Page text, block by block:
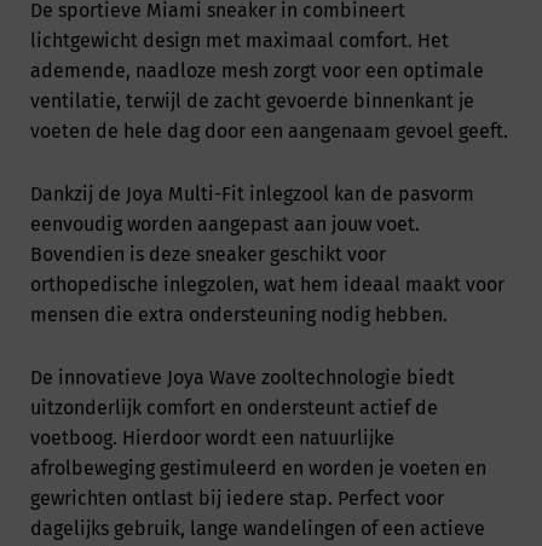
De sportieve Miami sneaker in combineert
lichtgewicht design met maximaal comfort. Het
ademende, naadloze mesh zorgt voor een optimale
ventilatie, terwijl de zacht gevoerde binnenkant je
voeten de hele dag door een aangenaam gevoel geeft.
Dankzij de Joya Multi-Fit inlegzool kan de pasvorm
eenvoudig worden aangepast aan jouw voet.
Bovendien is deze sneaker geschikt voor
orthopedische inlegzolen, wat hem ideaal maakt voor
mensen die extra ondersteuning nodig hebben.
De innovatieve Joya Wave zooltechnologie biedt
uitzonderlijk comfort en ondersteunt actief de
voetboog. Hierdoor wordt een natuurlijke
afrolbeweging gestimuleerd en worden je voeten en
gewrichten ontlast bij iedere stap. Perfect voor
dagelijks gebruik, lange wandelingen of een actieve